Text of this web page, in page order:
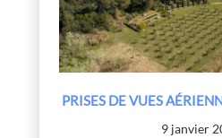
PRISES DE VUES
9 janvier